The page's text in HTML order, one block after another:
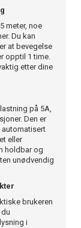
meter, noe
Du kan
at bevegelse
opptil 1 time.
etter dine
på 5A,
Den er
eller
holdbar og
unødvendig
brukeren
i